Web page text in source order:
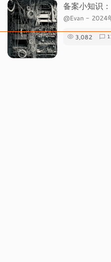
备案小知识
@Evan - 2024
3,082